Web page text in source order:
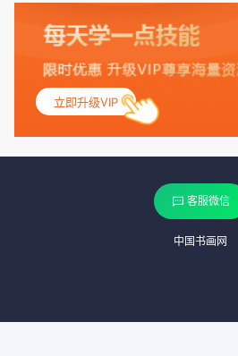
立即升级VIP
客服微信
中国书画网